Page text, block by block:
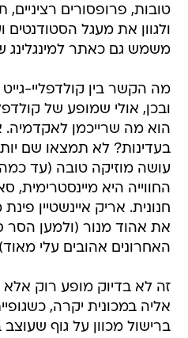
טובות, פרופסורים רציניים,
ולגוון את מעגל הסטודנטים
משמש גם כאתר למינגלינג
מה הקשר בין קולדפליי-
ובכן, אולי שמופע של
הוא מה שרייכמן לאקדמיה.
בעדינות? לא תמצאו שם
עושה מוזיקה טובה (עד
החווייה היא מיינסטרימית,
חנונית. אריק איינשטיין
את אהוד מנור (ולמען
האחרונים אהובים עלי
זה לא בדיוק מופע רוק אלא
אליה במכונית יקרה,
ברישול מכוון על גוף